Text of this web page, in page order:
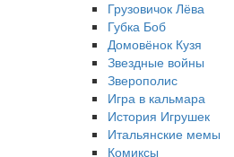
Грузовичок Лёва
Губка Боб
Домовёнок Кузя
Звездные войны
Зверополис
Игра в кальмара
История Игрушек
Итальянские мемы
Комиксы